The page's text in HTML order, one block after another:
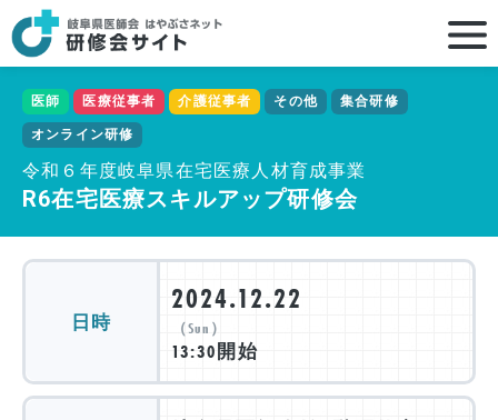
医師 医療従事者 介護従事者 その他 集合研修
オンライン研修
令和６年度岐阜県在宅医療人材育成事業
R6在宅医療スキルアップ研修会
日時
2024.12.22
（Sun）
13:30開始